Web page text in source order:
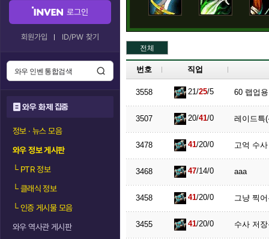
로그인
회원가입 ID/PW 찾기
와우 화제 집중
정보 · 뉴스 모음
와우 정보 게시판
└PTR 정보
└클래식 정보
└인증 게시물 모음
와우 역사관 게시판
전체
번호 직업
3558 21/25/5 60 랩업용
3507 20/41/0 레이드특
3478 41/20/0 고억 수사
3468 47/14/0 aaa
3458 41/20/0 그냥 찍
3455 41/20/0 수사 저